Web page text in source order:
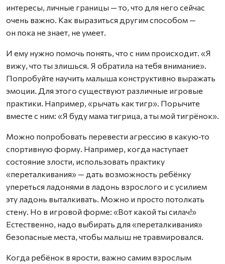
интересы, личные границы — то, что для него сейчас
очень важно. Как выразиться другим способом —
он пока не знает, не умеет.
И ему нужно помочь понять, что с ним происходит. «Я
вижу, что ты злишься. Я обратила на тебя внимание».
Попробуйте научить малыша конструктивно выражать
эмоции. Для этого существуют различные игровые
практики. Например, «рычать как тигр». Порычите
вместе с ним: «Я буду мама тигрица, а ты мой тигрёнок».
Можно попробовать перевести агрессию в какую‑то
спортивную форму. Например, когда наступает
состояние злости, использовать практику
«переталкивания» — дать возможность ребёнку
упереться ладонями в ладонь взрослого и с усилием
эту ладонь выталкивать. Можно и просто потолкать
стену. Но в игровой форме: «Вот какой ты силач!»
Естественно, надо выбирать для «переталкивания»
безопасные места, чтобы малыш не травмировался.
Когда ребёнок в ярости, важно самим взрослым